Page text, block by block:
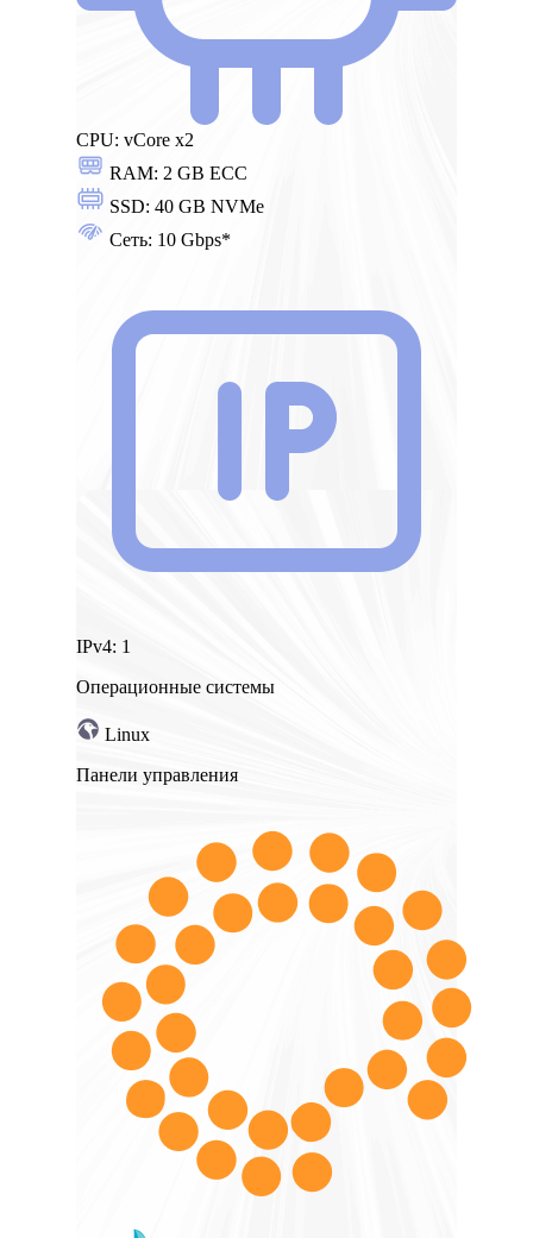
CPU: vCore x2
RAM: 2 GB ECC
SSD: 40 GB NVMe
Сеть: 10 Gbps*
IPv4: 1
Операционные системы
Linux
Панели управления